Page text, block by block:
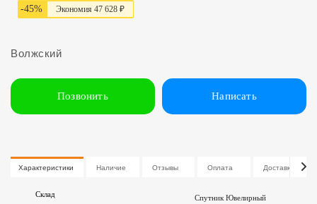
-45% Экономия 47 628 ₽
Волжский
Позвонить Написать
Характеристики Наличие Отзывы Оплата Доставка
Склад Спутник Ювелирный